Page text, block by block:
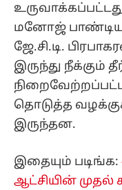
மனோஜ்
ஜே.சி.டி.
இருந்து நீக்கும்
தொடுத்த
இருந்தன.
இதையும் படிங்க:
ஆட்சியின் முதல்